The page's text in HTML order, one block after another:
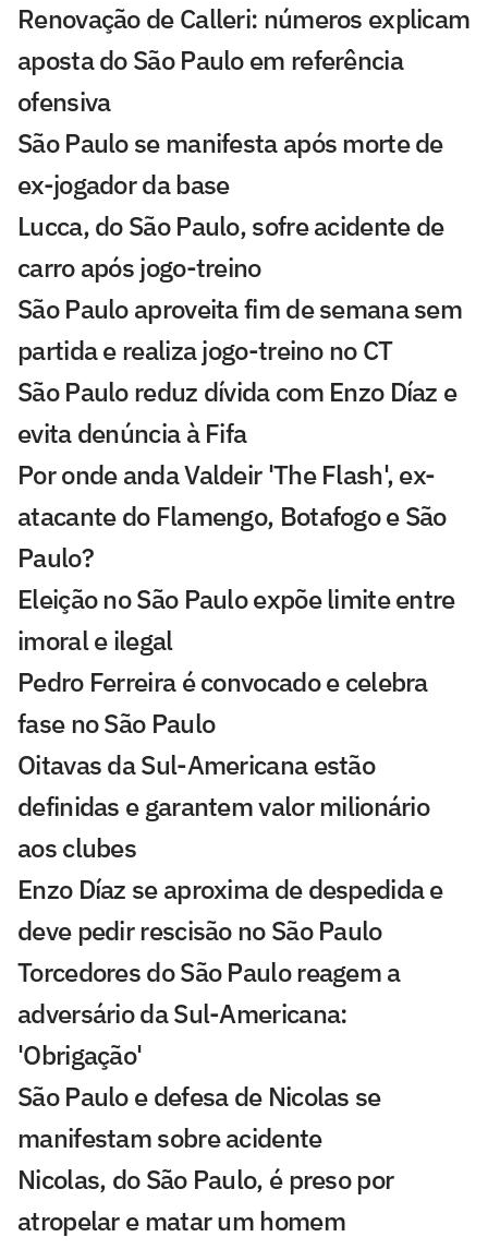
Renovação de Calleri: números explicam
aposta do São Paulo em referência
ofensiva
São Paulo se manifesta após morte de
ex-jogador da base
Lucca, do São Paulo, sofre acidente de
carro após jogo-treino
São Paulo aproveita fim de semana sem
partida e realiza jogo-treino no CT
São Paulo reduz dívida com Enzo Díaz e
evita denúncia à Fifa
Por onde anda Valdeir 'The Flash', ex-
atacante do Flamengo, Botafogo e São
Paulo?
Eleição no São Paulo expõe limite entre
imoral e ilegal
Pedro Ferreira é convocado e celebra
fase no São Paulo
Oitavas da Sul-Americana estão
definidas e garantem valor milionário
aos clubes
Enzo Díaz se aproxima de despedida e
deve pedir rescisão no São Paulo
Torcedores do São Paulo reagem a
adversário da Sul-Americana:
'Obrigação'
São Paulo e defesa de Nicolas se
manifestam sobre acidente
Nicolas, do São Paulo, é preso por
atropelar e matar um homem